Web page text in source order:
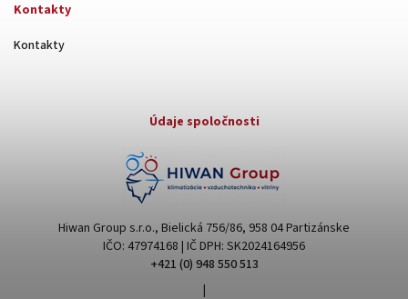
Kontakty
Kontakty
Údaje spoločnosti
Hiwan Group s.r.o., Bielická 756/86, 958 04 Partizánske
IČO: 47974168 | IČ DPH: SK2024164956
+421 (0) 948 550 513
|